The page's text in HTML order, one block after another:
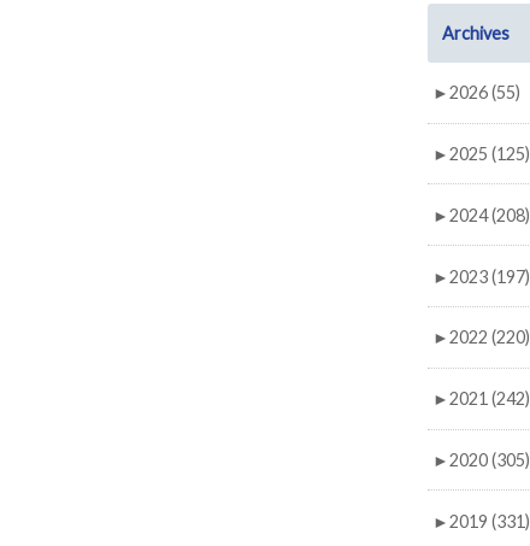
Archives
►2026 (55)
►2025 (125)
►2024 (208)
►2023 (197)
►2022 (220)
►2021 (242)
►2020 (305)
►2019 (331)